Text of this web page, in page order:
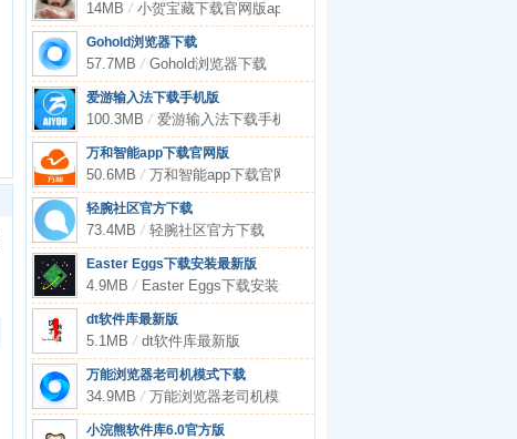
14MB/ 小贺宝藏下载官网版app
Gohold浏览器下载
57.7MB/ Gohold浏览器下载
爱游输入法下载手机版
100.3MB/ 爱游输入法下载手机版
万和智能app下载官网版
50.6MB/ 万和智能app下载官网版
轻腕社区官方下载
73.4MB/ 轻腕社区官方下载
Easter Eggs下载安装最新版
4.9MB/ Easter Eggs下载安装最新版
dt软件库最新版
5.1MB/ dt软件库最新版
万能浏览器老司机模式下载
34.9MB/ 万能浏览器老司机模式下载
小浣熊软件库6.0官方版